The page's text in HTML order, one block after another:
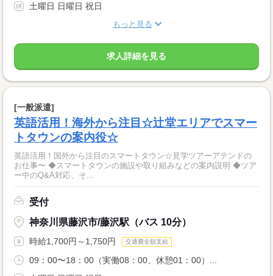
土曜日 日曜日 祝日
もっと見る
求人詳細を見る
[一般派遣]
英語活用！海外から注目☆辻堂エリアでスマー
トタウンの案内役☆
英語活用！国外から注目のスマートタウン☆見学ツアーアテンドの
お仕事〜 ◆スマートタウンの施設や取り組みなどの案内説明 ◆ツア
ー中のQ&A対応、そ...
受付
神奈川県藤沢市/藤沢駅（バス 10分）
時給1,700円～1,750円 交通費全額支給
09：00〜18：00（実働08：00、休憩01：00）...